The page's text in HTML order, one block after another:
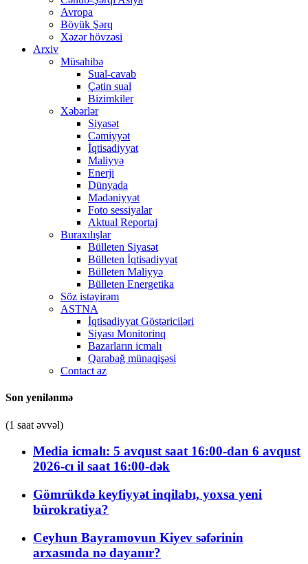
Avropa
Böyük Şərq
Xəzər hövzəsi
Arxiv
Müsahibə
Sual-cavab
Çətin sual
Bizimkiler
Xəbərlər
Siyasət
Cəmiyyət
İqtisadiyyat
Maliyyə
Enerji
Dünyada
Mədəniyyət
Foto sessiyalar
Aktual Reportaj
Buraxılışlar
Bülleten Siyasət
Bülleten İqtisadiyyat
Bülleten Maliyyə
Bülleten Energetika
Söz istəyirəm
ASTNA
İqtisadiyyat Göstəriciləri
Siyası Monitorinq
Bazarların icmalı
Qarabağ münaqişəsi
Contact az
Son yenilənmə
(1 saat əvvəl)
Media icmalı: 5 avqust saat 16:00-dan 6 avqust
2026-cı il saat 16:00-dək
Gömrükdə keyfiyyət inqilabı, yoxsa yeni
bürokratiya?
Ceyhun Bayramovun Kiyev səfərinin
arxasında nə dayanır?